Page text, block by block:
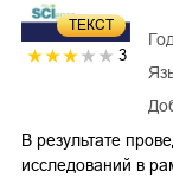
ТЕКСТ
3
В результате
исследований в